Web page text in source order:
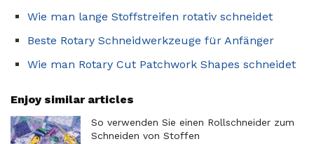
Wie man lange Stoffstreifen rotativ schneidet
Beste Rotary Schneidwerkzeuge für Anfänger
Wie man Rotary Cut Patchwork Shapes schneidet
Enjoy similar articles
So verwenden Sie einen Rollschneider zum
Schneiden von Stoffen